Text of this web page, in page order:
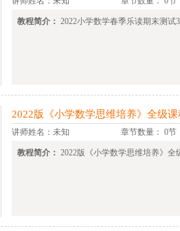
教程简介： 2022小学数学春季乐读期末测试
2022版《小学数学思维培养》全级课
讲师姓名：未知 章节数量： 0节
教程简介： 2022版《小学数学思维培养》全